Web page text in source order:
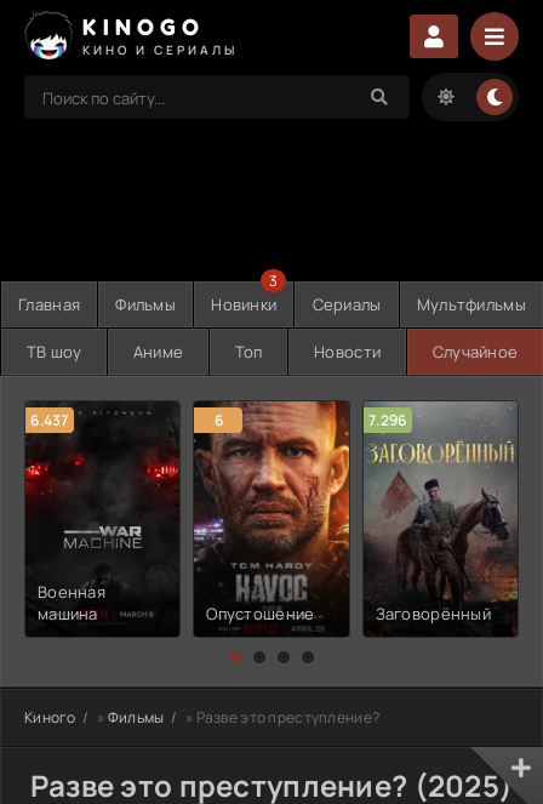
KINOGO
КИНО И СЕРИАЛЫ
Главная Фильмы Новинки
3
Сериалы Мультфильмы
ТВ шоу Аниме Топ Новости Случайное
6.437
Военная
машина
6
Опустошение
7.296
Заговорённый
Киного » Фильмы » Разве это преступление?
Разве это преступление? (2025)